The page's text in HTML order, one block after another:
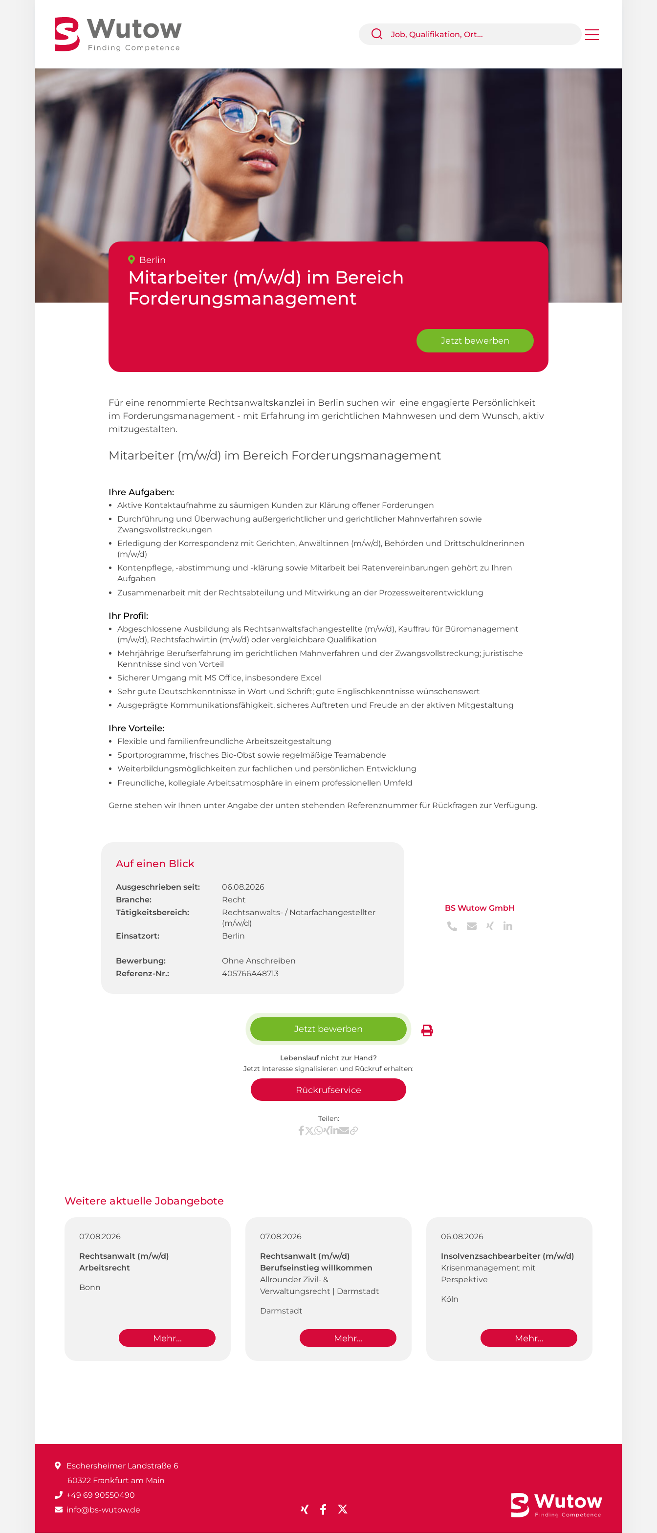
Berlin
Mitarbeiter (m/w/d) im Bereich
Forderungsmanagement
Jetzt bewerben
Für eine renommierte Rechtsanwaltskanzlei in Berlin suchen wir eine engagierte Persönlichkeit
im Forderungsmanagement - mit Erfahrung im gerichtlichen Mahnwesen und dem Wunsch, aktiv
mitzugestalten.
Mitarbeiter (m/w/d) im Bereich Forderungsmanagement
Ihre Aufgaben:
Aktive Kontaktaufnahme zu säumigen Kunden zur Klärung offener Forderungen
Durchführung und Überwachung außergerichtlicher und gerichtlicher Mahnverfahren sowie
Zwangsvollstreckungen
Erledigung der Korrespondenz mit Gerichten, Anwältinnen (m/w/d), Behörden und Drittschuldnerinnen
(m/w/d)
Kontenpflege, -abstimmung und -klärung sowie Mitarbeit bei Ratenvereinbarungen gehört zu Ihren
Aufgaben
Zusammenarbeit mit der Rechtsabteilung und Mitwirkung an der Prozessweiterentwicklung
Ihr Profil:
Abgeschlossene Ausbildung als Rechtsanwaltsfachangestellte (m/w/d), Kauffrau für Büromanagement
(m/w/d), Rechtsfachwirtin (m/w/d) oder vergleichbare Qualifikation
Mehrjährige Berufserfahrung im gerichtlichen Mahnverfahren und der Zwangsvollstreckung; juristische
Kenntnisse sind von Vorteil
Sicherer Umgang mit MS Office, insbesondere Excel
Sehr gute Deutschkenntnisse in Wort und Schrift; gute Englischkenntnisse wünschenswert
Ausgeprägte Kommunikationsfähigkeit, sicheres Auftreten und Freude an der aktiven Mitgestaltung
Ihre Vorteile:
Flexible und familienfreundliche Arbeitszeitgestaltung
Sportprogramme, frisches Bio-Obst sowie regelmäßige Teamabende
Weiterbildungsmöglichkeiten zur fachlichen und persönlichen Entwicklung
Freundliche, kollegiale Arbeitsatmosphäre in einem professionellen Umfeld
Gerne stehen wir Ihnen unter Angabe der unten stehenden Referenznummer für Rückfragen zur Verfügung.
Auf einen Blick
Ausgeschrieben seit:
06.08.2026
Branche:
Recht
Tätigkeitsbereich:
Rechtsanwalts- / Notarfachangestellter
(m/w/d)
Einsatzort:
Berlin
Bewerbung:
Ohne Anschreiben
Referenz-Nr.:
405766A48713
BS Wutow GmbH
Jetzt bewerben
Lebenslauf nicht zur Hand?
Jetzt Interesse signalisieren und Rückruf erhalten:
Rückrufservice
Teilen:
Teilen via Facebook
Teilen via X / Twitter
Teilen via WhatsApp
Teilen via Xing
Teilen via LinkedIn
Teilen via E-Mail
Weitere aktuelle Jobangebote
07.08.2026
Rechtsanwalt (m/w/d)
Arbeitsrecht
Bonn
Mehr...
07.08.2026
Rechtsanwalt (m/w/d)
Berufseinstieg willkommen
Allrounder Zivil- &
Verwaltungsrecht | Darmstadt
Darmstadt
Mehr...
06.08.2026
Insolvenzsachbearbeiter (m/w/d)
Krisenmanagement mit
Perspektive
Köln
Mehr...
Eschersheimer Landstraße 6
60322 Frankfurt am Main
+49 69 90550490
info@bs-wutow.de